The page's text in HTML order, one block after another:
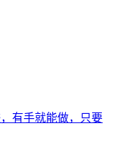
有手就能做，只要